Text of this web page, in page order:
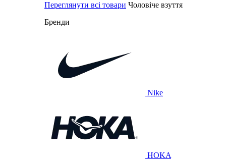
Переглянути всі товари Чоловіче взуття
Бренди
Nike
HOKA